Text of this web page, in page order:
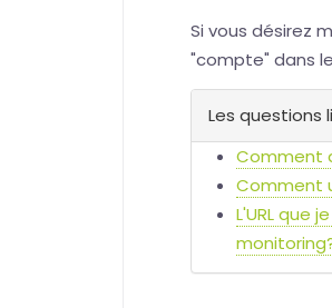
Si vous désirez
"compte" dans
Les questions
Comment
Comment
L'URL que